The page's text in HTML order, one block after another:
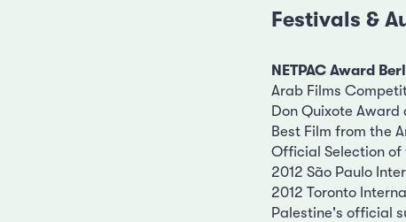
Festivals &
NETPAC Award
Arab Films
Don Quixote
Best Film from the
Official Selection of
2012 São Paulo
2012 Toronto
Palestine's official